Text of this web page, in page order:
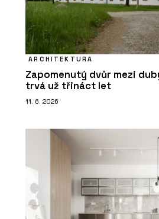
ARCHITEKTURA
Zapomenutý dvůr mezi
trvá už třináct let
11. 6. 2026